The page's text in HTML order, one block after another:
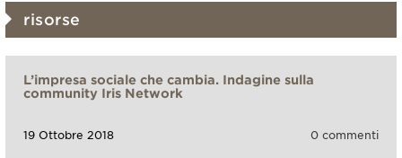
risorse
L’impresa sociale che cambia. Indagine sulla
community Iris Network
0 commenti
19 Ottobre 2018